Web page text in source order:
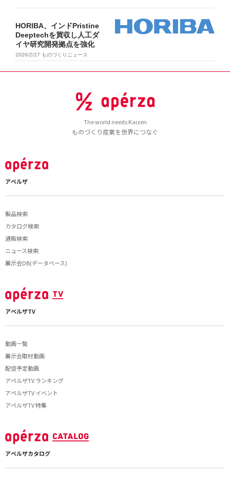
HORIBA、インドPristine
Deeptechを買収し人工ダ
イヤ研究開発拠点を強化
2026/2/27 ものづくりニュース
The world needs Kaizen
ものづくり産業を世界につなぐ
アペルザ
製品検索
カタログ検索
通販検索
ニュース検索
展示会DB(データベース)
アペルザTV
動画一覧
展示会取材動画
配信予定動画
アペルザTV ランキング
アペルザTV イベント
アペルザTV 特集
アペルザカタログ